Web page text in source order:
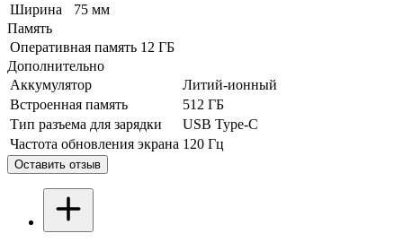
Ширина
75 мм
Память
Оперативная память 12 ГБ
Дополнительно
Аккумулятор
Литий-ионный
Встроенная память
512 ГБ
Тип разъема для зарядки
USB Type-C
Частота обновления экрана 120 Гц
Оставить отзыв